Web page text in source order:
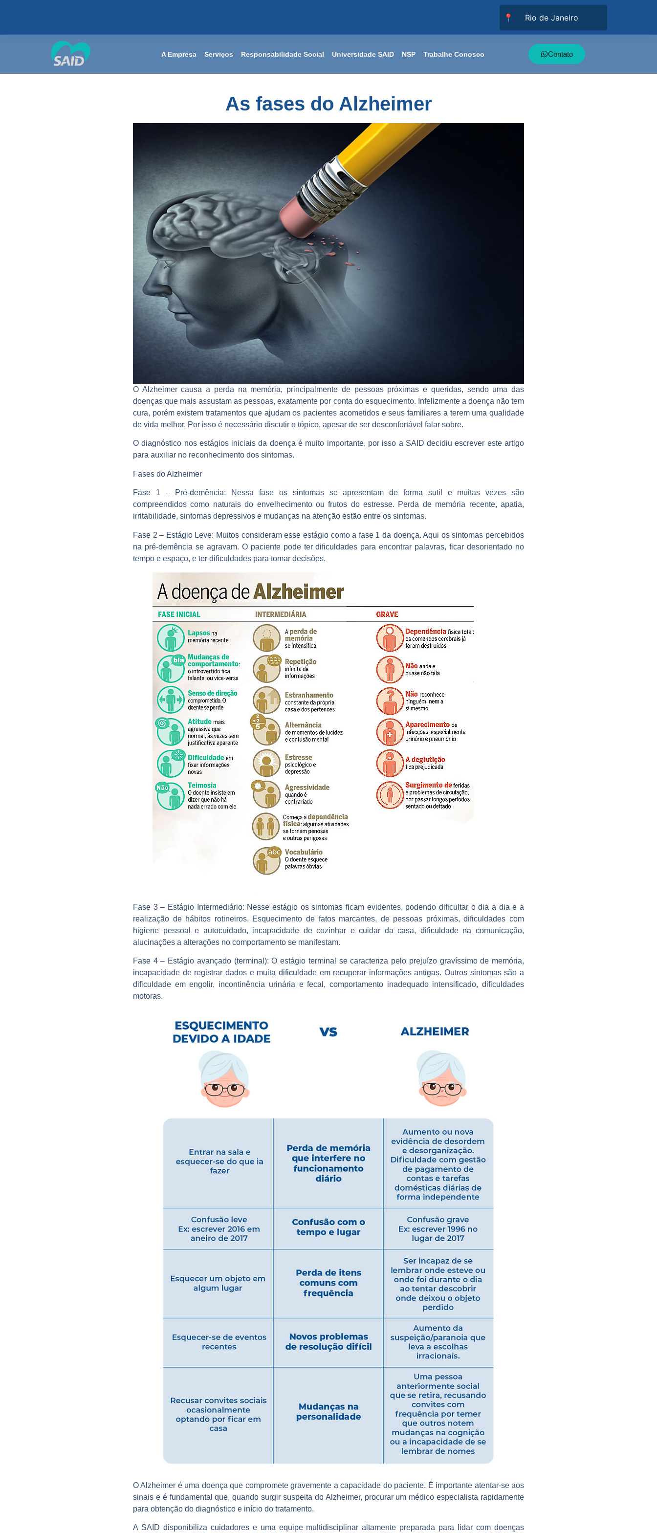
📍
A Empresa Serviços Responsabilidade Social Universidade SAID NSP Trabalhe Conosco Contato
As fases do Alzheimer
O Alzheimer causa a perda na memória, principalmente de pessoas próximas e queridas, sendo uma das
doenças que mais assustam as pessoas, exatamente por conta do esquecimento. Infelizmente a doença não tem
cura, porém existem tratamentos que ajudam os pacientes acometidos e seus familiares a terem uma qualidade
de vida melhor. Por isso é necessário discutir o tópico, apesar de ser desconfortável falar sobre.
O diagnóstico nos estágios iniciais da doença é muito importante, por isso a SAID decidiu escrever este artigo
para auxiliar no reconhecimento dos sintomas.
Fases do Alzheimer
Fase 1 – Pré-demência: Nessa fase os sintomas se apresentam de forma sutil e muitas vezes são
compreendidos como naturais do envelhecimento ou frutos do estresse. Perda de memória recente, apatia,
irritabilidade, sintomas depressivos e mudanças na atenção estão entre os sintomas.
Fase 2 – Estágio Leve: Muitos consideram esse estágio como a fase 1 da doença. Aqui os sintomas percebidos
na pré-demência se agravam. O paciente pode ter dificuldades para encontrar palavras, ficar desorientado no
tempo e espaço, e ter dificuldades para tomar decisões.
Fase 3 – Estágio Intermediário: Nesse estágio os sintomas ficam evidentes, podendo dificultar o dia a dia e a
realização de hábitos rotineiros. Esquecimento de fatos marcantes, de pessoas próximas, dificuldades com
higiene pessoal e autocuidado, incapacidade de cozinhar e cuidar da casa, dificuldade na comunicação,
alucinações a alterações no comportamento se manifestam.
Fase 4 – Estágio avançado (terminal): O estágio terminal se caracteriza pelo prejuízo gravíssimo de memória,
incapacidade de registrar dados e muita dificuldade em recuperar informações antigas. Outros sintomas são a
dificuldade em engolir, incontinência urinária e fecal, comportamento inadequado intensificado, dificuldades
motoras.
O Alzheimer é uma doença que compromete gravemente a capacidade do paciente. É importante atentar-se aos
sinais e é fundamental que, quando surgir suspeita do Alzheimer, procurar um médico especialista rapidamente
para obtenção do diagnóstico e início do tratamento.
A SAID disponibiliza cuidadores e uma equipe multidisciplinar altamente preparada para lidar com doenças